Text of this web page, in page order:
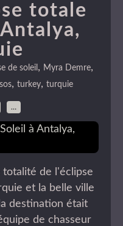
totale
de soleil , Myra Demre,
, turkey, turquie
…
totalité de l'éclipse
et la belle ville
destination était
de chasseur